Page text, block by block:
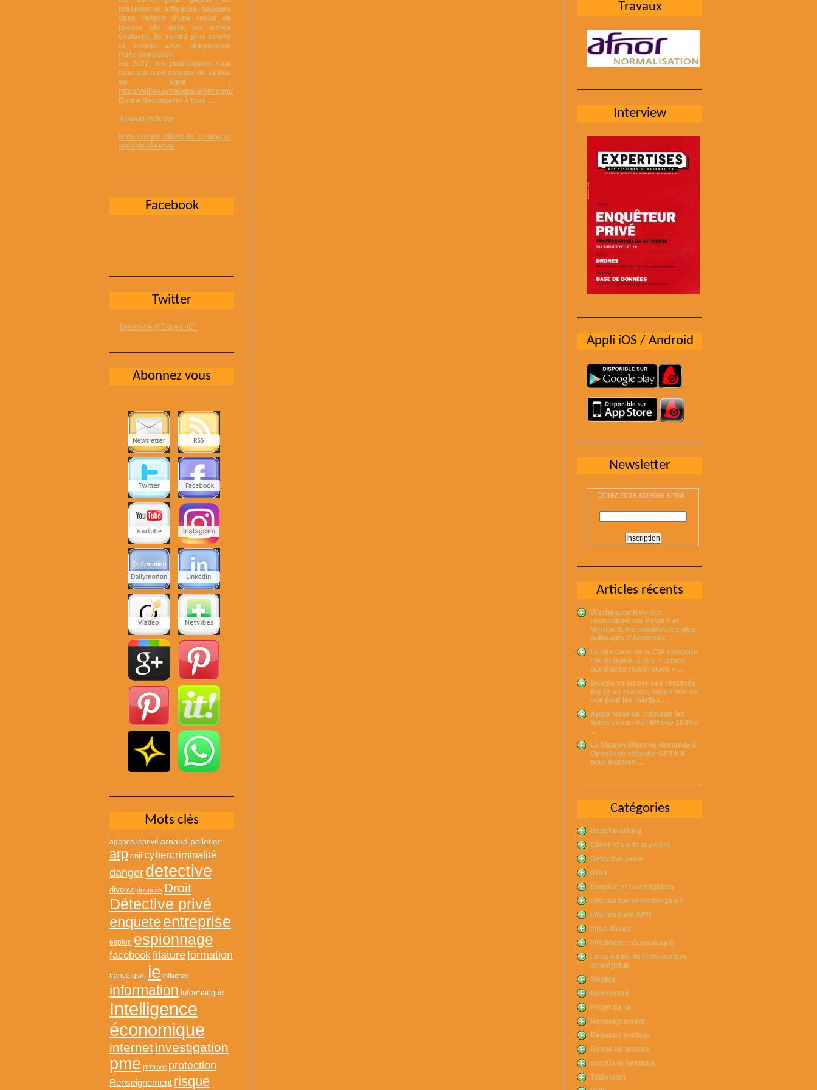
Travaux
Interview
Appli iOS / Android
Newsletter
Entrez votre adresse email :
Articles récents
Washington lève ses
restrictions sur Fable 5 et
Mythos 5, les modèles les plus
puissants d’Anthropic …
Le directeur de la CIA compare
l’IA de pointe à des « armes
nucléaires numériques » …
Google va lancer ses résumés
par IA en France, nuage noir en
vue pour les médias …
Apple tente de colmater les
fuites autour de l’iPhone 18 Pro
…
La Maison-Blanche demande à
OpenAI de retarder GPT-5.6
pour examen …
Catégories
Benchmarking
Client et visite mystère
Détective privé
Droit
Enquête et investigation
information détective privé
Informations APR
Infos du net
Intelligence économique
La semaine de l’information
stratégique
Médias
Non classé
Projet de loi
Renseignement
Réseaux sociaux
Revue de presse
sociale et juridique
Télévision
précision et efficacité, toujours
dans l’esprit d’une revue de
presse (de web), les textes
évoluent, ils seront plus courts
et concis avec uniquement
l’idée principale.
En 2022, les publications sont
faite via mon compte de veilles
en ligne :
http://veilles.arnaudpelletier.com/
Bonne découverte à tous …
Arnaud Pelletier
Note sur les billets de ce blog et
droit de réserve
Facebook
Twitter
Tweets de @Expert_IE_
Abonnez vous
Mots clés
agence leprivé arnaud pelletier
arp cnil cybercriminalité
danger detective
divorce données Droit
Détective privé
enqueteentreprise
espion espionnage
facebookfilatureformation
france gsm ie influence
information informatique
Intelligence
économique
internetinvestigation
pme preuve protection
Renseignement risque